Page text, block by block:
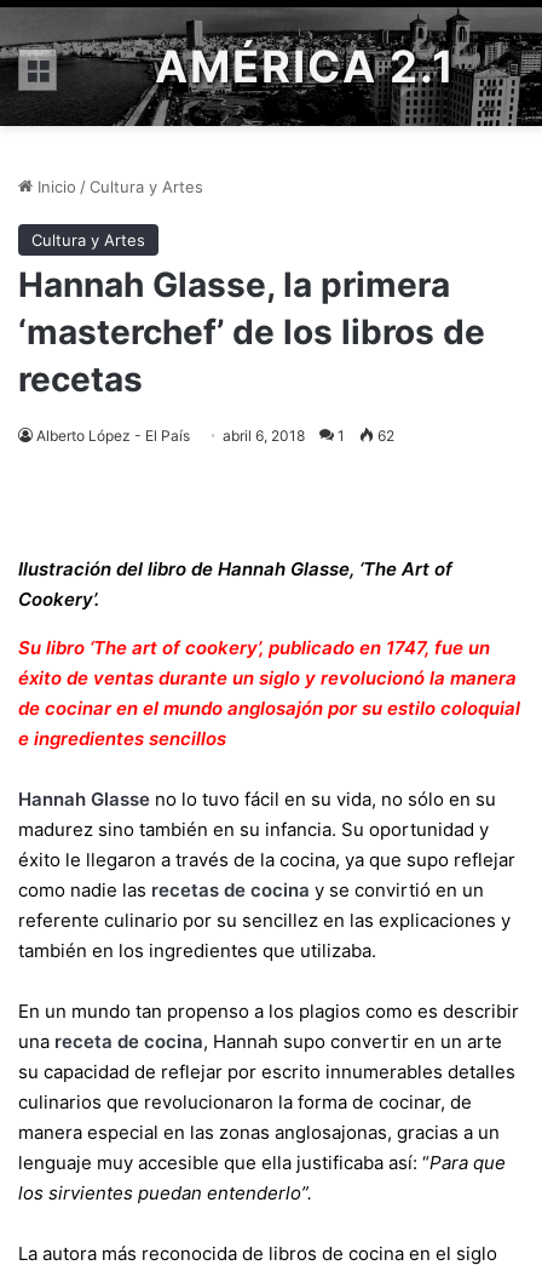
Menú AMÉRICA 2.1
Inicio /Cultura y Artes
Cultura y Artes
Hannah Glasse, la primera
‘masterchef’ de los libros de
recetas
Alberto López - El País abril 6, 2018 1 62
Ilustración del libro de Hannah Glasse, ‘The Art of
Cookery’.
Su libro ‘The art of cookery’, publicado en 1747, fue un
éxito de ventas durante un siglo y revolucionó la manera
de cocinar en el mundo anglosajón por su estilo coloquial
e ingredientes sencillos
Hannah Glasse no lo tuvo fácil en su vida, no sólo en su
madurez sino también en su infancia. Su oportunidad y
éxito le llegaron a través de la cocina, ya que supo reflejar
como nadie las recetas de cocina y se convirtió en un
referente culinario por su sencillez en las explicaciones y
también en los ingredientes que utilizaba.
En un mundo tan propenso a los plagios como es describir
una receta de cocina, Hannah supo convertir en un arte
su capacidad de reflejar por escrito innumerables detalles
culinarios que revolucionaron la forma de cocinar, de
manera especial en las zonas anglosajonas, gracias a un
lenguaje muy accesible que ella justificaba así: “Para que
los sirvientes puedan entenderlo”.
La autora más reconocida de libros de cocina en el siglo